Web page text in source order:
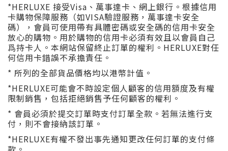
*HERLUXE 接受Visa、萬事達卡、網上銀行。根據信用
卡購物保障服務（如VISA驗證服務，萬事達卡安全
碼），會員可使用帶有具體密碼或安全碼的信用卡安全
放心的購物。用於購物的信用卡必須有效且以會員自己
爲持卡人。本網站保留終止訂單的權利。HERLUXE對任
何信用卡錯誤不承擔責任。
* 所列的全部貨品價格均以港幣計值。
*HERLUXE可能會不時設定個人顧客的信用額度及有權
限制銷售，包括拒絕銷售予任何顧客的權利。
* 會員必須於提交訂單時支付訂單全款。若無法進行支
付，則不會接納該訂單。
*HERLUXE有權不發出事先通知更改任何訂單的支付條